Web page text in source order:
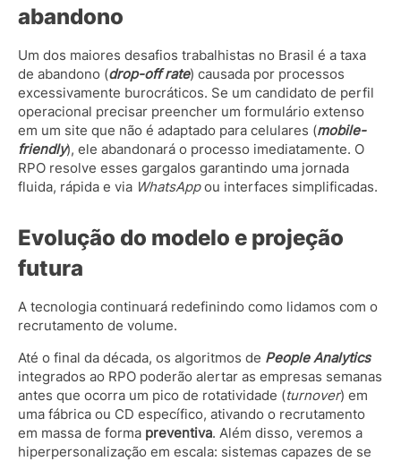
abandono
Um dos maiores desafios trabalhistas no Brasil é a taxa
de abandono (drop-off rate) causada por processos
excessivamente burocráticos. Se um candidato de perfil
operacional precisar preencher um formulário extenso
em um site que não é adaptado para celulares (mobile-
friendly), ele abandonará o processo imediatamente. O
RPO resolve esses gargalos garantindo uma jornada
fluida, rápida e via WhatsAppou interfaces simplificadas.
Evolução do modelo e projeção
futura
A tecnologia continuará redefinindo como lidamos com o
recrutamento de volume.
Até o final da década, os algoritmos de People Analytics
integrados ao RPO poderão alertar as empresas semanas
antes que ocorra um pico de rotatividade (turnover) em
uma fábrica ou CD específico, ativando o recrutamento
em massa de forma preventiva. Além disso, veremos a
hiperpersonalização em escala: sistemas capazes de se